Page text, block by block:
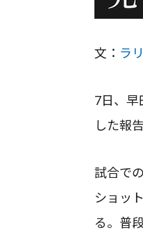
文： ラ
7日、早
した報
試合で
ショッ
る。普